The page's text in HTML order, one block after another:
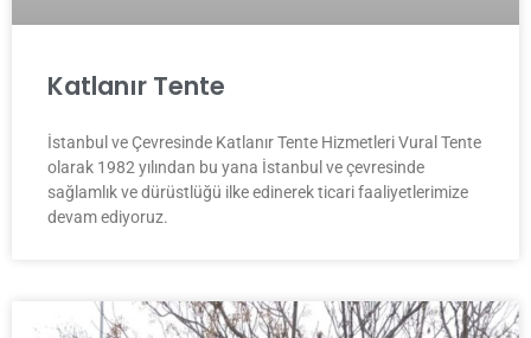
Katlanır Tente
İstanbul ve Çevresinde Katlanır Tente Hizmetleri Vural Tente
olarak 1982 yılından bu yana İstanbul ve çevresinde
sağlamlık ve dürüstlüğü ilke edinerek ticari faaliyetlerimize
devam ediyoruz.